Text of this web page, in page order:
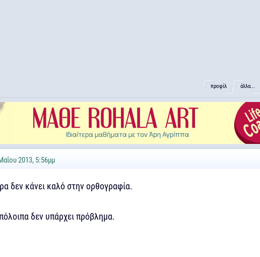
προφίλ άλλα...
2013, 5:56μμ
δεν κάνει καλό στην ορθογραφία.
δεν υπάρχει πρόβλημα.